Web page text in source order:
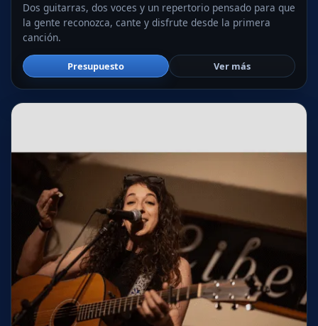
Dos guitarras, dos voces y un repertorio pensado para que
la gente reconozca, cante y disfrute desde la primera
canción.
Presupuesto Ver más